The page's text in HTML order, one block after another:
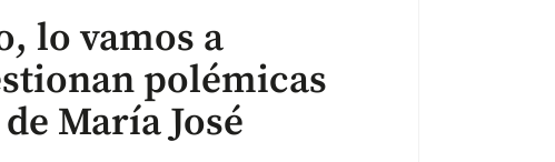
lo vamos a
polémicas
María José